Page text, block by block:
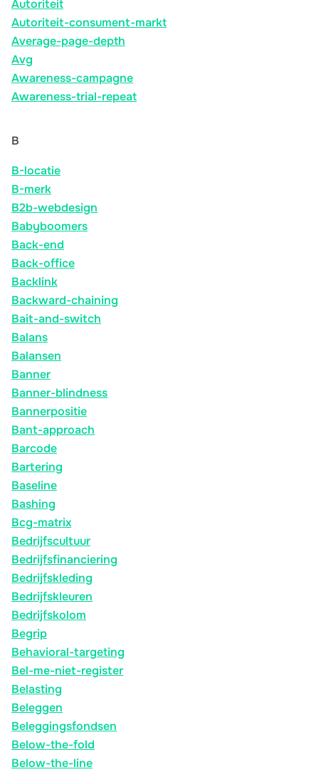
Autoriteit
Autoriteit-consument-markt
Average-page-depth
Avg
Awareness-campagne
Awareness-trial-repeat
B
B-locatie
B-merk
B2b-webdesign
Babyboomers
Back-end
Back-office
Backlink
Backward-chaining
Bait-and-switch
Balans
Balansen
Banner
Banner-blindness
Bannerpositie
Bant-approach
Barcode
Bartering
Baseline
Bashing
Bcg-matrix
Bedrijfscultuur
Bedrijfsfinanciering
Bedrijfskleding
Bedrijfskleuren
Bedrijfskolom
Begrip
Behavioral-targeting
Bel-me-niet-register
Belasting
Beleggen
Beleggingsfondsen
Below-the-fold
Below-the-line